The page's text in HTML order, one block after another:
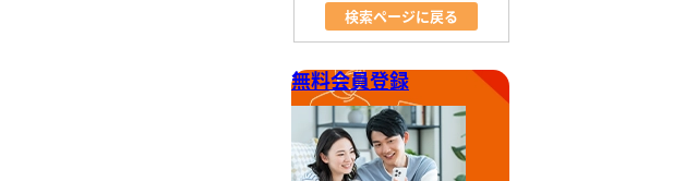
検索ページに戻る
無料会員登録